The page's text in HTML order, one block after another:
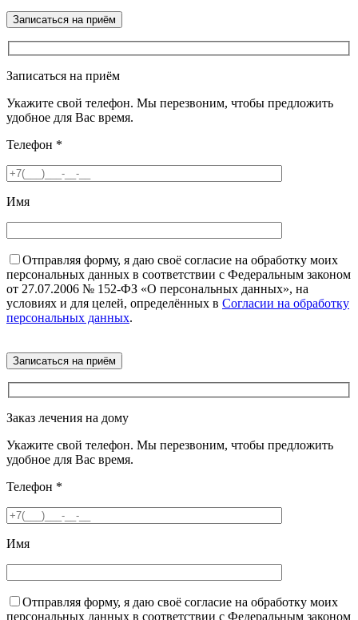
Записаться на приём
Укажите свой телефон. Мы перезвоним, чтобы предложить
удобное для Вас время.
Телефон *
Имя
Отправляя форму, я даю своё согласие на обработку моих
персональных данных в соответствии с Федеральным законом
от 27.07.2006 № 152-ФЗ «О персональных данных», на
условиях и для целей, определённых в Согласии на обработку
персональных данных.
Заказ лечения на дому
Укажите свой телефон. Мы перезвоним, чтобы предложить
удобное для Вас время.
Телефон *
Имя
Отправляя форму, я даю своё согласие на обработку моих
персональных данных в соответствии с Федеральным законом